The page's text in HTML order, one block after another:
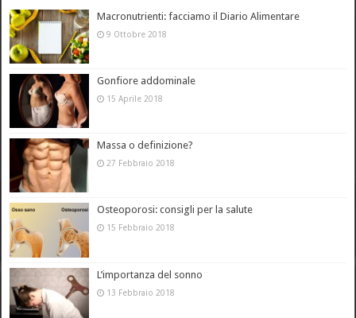
Macronutrienti: facciamo il Diario Alimentare
9 Ottobre 2018
Gonfiore addominale
15 Aprile 2018
Massa o definizione?
27 Febbraio 2018
Osteoporosi: consigli per la salute
15 Febbraio 2018
L’importanza del sonno
13 Febbraio 2018